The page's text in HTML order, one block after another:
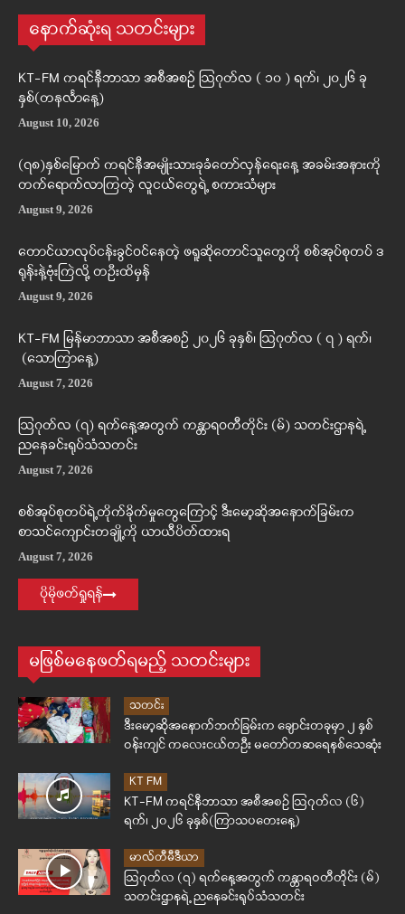
နောက်ဆုံးရ သတင်းများ
KT-FM ကရင်နီဘာသာ အစီအစဉ် ဩဂုတ်လ ( ၁၀ ) ရက်၊ ၂၀၂၆ ခု
နှစ်(တနင်္လာနေ့)
August 10, 2026
(၇၈)နှစ်မြောက် ကရင်နီအမျိုးသားခုခံတော်လှန်ရေးနေ့ အခမ်းအနားကို
တက်ရောက်လာကြတဲ့ လူငယ်တွေရဲ့ စကားသံများ
August 9, 2026
တောင်ယာလုပ်ငန်းခွင်ဝင်နေတဲ့ ဖရူဆိုတောင်သူတွေကို စစ်အုပ်စုတပ် ဒ
ရုန်းနဲ့ဗုံးကြဲလို့ တဦးထိမှန်
August 9, 2026
KT-FM မြန်မာဘာသာ အစီအစဉ် ၂၀၂၆ ခုနှစ်၊ ဩဂုတ်လ ( ၇ ) ရက်၊
(သောကြာနေ့)
August 7, 2026
ဩဂုတ်လ (၇) ရက်နေ့အတွက် ကန္တာရဝတီတိုင်း (မ်) သတင်းဌာနရဲ့
ညနေခင်းရုပ်သံသတင်း
August 7, 2026
စစ်အုပ်စုတပ်ရဲ့တိုက်ခိုက်မှုတွေကြောင့် ဒီးမော့ဆိုအနောက်ခြမ်းက
စာသင်ကျောင်းတချို့ကို ယာယီပိတ်ထားရ
August 7, 2026
ပိုမိုဖတ်ရှုရန်
မဖြစ်မနေဖတ်ရမည့် သတင်းများ
သတင်း
ဒီးမော့ဆိုအနောက်ဘက်ခြမ်းက ချောင်းတခုမှာ ၂ နှစ်
ဝန်းကျင် ကလေးငယ်တဦး မတော်တဆရေနစ်သေဆုံး
KT FM
KT-FM ကရင်နီဘာသာ အစီအစဉ် ဩဂုတ်လ (၆)
ရက်၊ ၂၀၂၆ ခုနှစ်(ကြာသပတေးနေ့)
မာလ်တီမီဒီယာ
ဩဂုတ်လ (၇) ရက်နေ့အတွက် ကန္တာရဝတီတိုင်း (မ်)
သတင်းဌာနရဲ့ ညနေခင်းရုပ်သံသတင်း